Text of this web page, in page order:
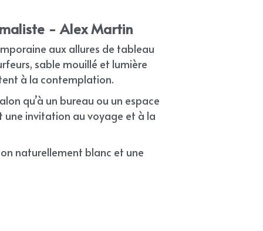
- Alex Martin
aux allures de tableau
sable mouillé et lumière
à la contemplation.
qu’à un bureau ou un espace
une invitation au voyage et à la
naturellement blanc et une